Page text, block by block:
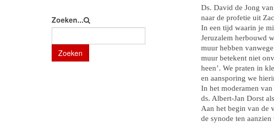
Ds. David de Jong
naar de profetie uit
In een tijd waarin je
Jeruzalem herbouwd
muur hebben
muur betekent niet
heen’. We praten in
en aansporing we
In het moderamen
ds. Albert-Jan Dorst
Aan het begin van de
de synode ten
Zoeken...
Zoeken